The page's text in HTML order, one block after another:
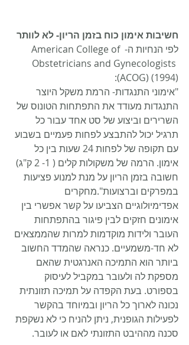
חשיבות אימון כוח בזמן הריון- לא לוותר
לפי הנחיות ה- American College of
Obstetricians and Gynecologists
(ACOG) (1994):
"אימוני התנגדות- הרמת משקל היוצר
התנגדות מעודד את התפתחות הטונוס של
השרירים וביצוע של סט אחד עבור כל
תרגיל יכול להתבצע לפחות פעמיים בשבוע
עם תקופה של לפחות 24 שעות בין כל
אימון. הרמה של משקולות קלים ( 1- 2 ק"ג)
חשובה בזמן הריון על מנת למנוע פציעות
במפרקים וברצועות".מחקרים
אפדימיולוגיים הצביעו על קשר אפשרי בין
אימונים חזקים לבין פיגור בהתפתחות
העובר ולידות מוקדמות למרות שהממצאים
לא חד-משמעיים. כנראה שהמדד החשוב
ביותר הוא התמיכה האנרגטית שהאם
מספקת לה ולעובר במקביל לעיסוק
בספורט. בעת הקפדה על תמיכה תזונתית
נכונה לארוך כל הריון ובמיוחד בהקשר
לפעילות הגופנית, ניתן להניח כי לא נשקפת
סכנה מההיבט התזונתי לאם או לעובר.